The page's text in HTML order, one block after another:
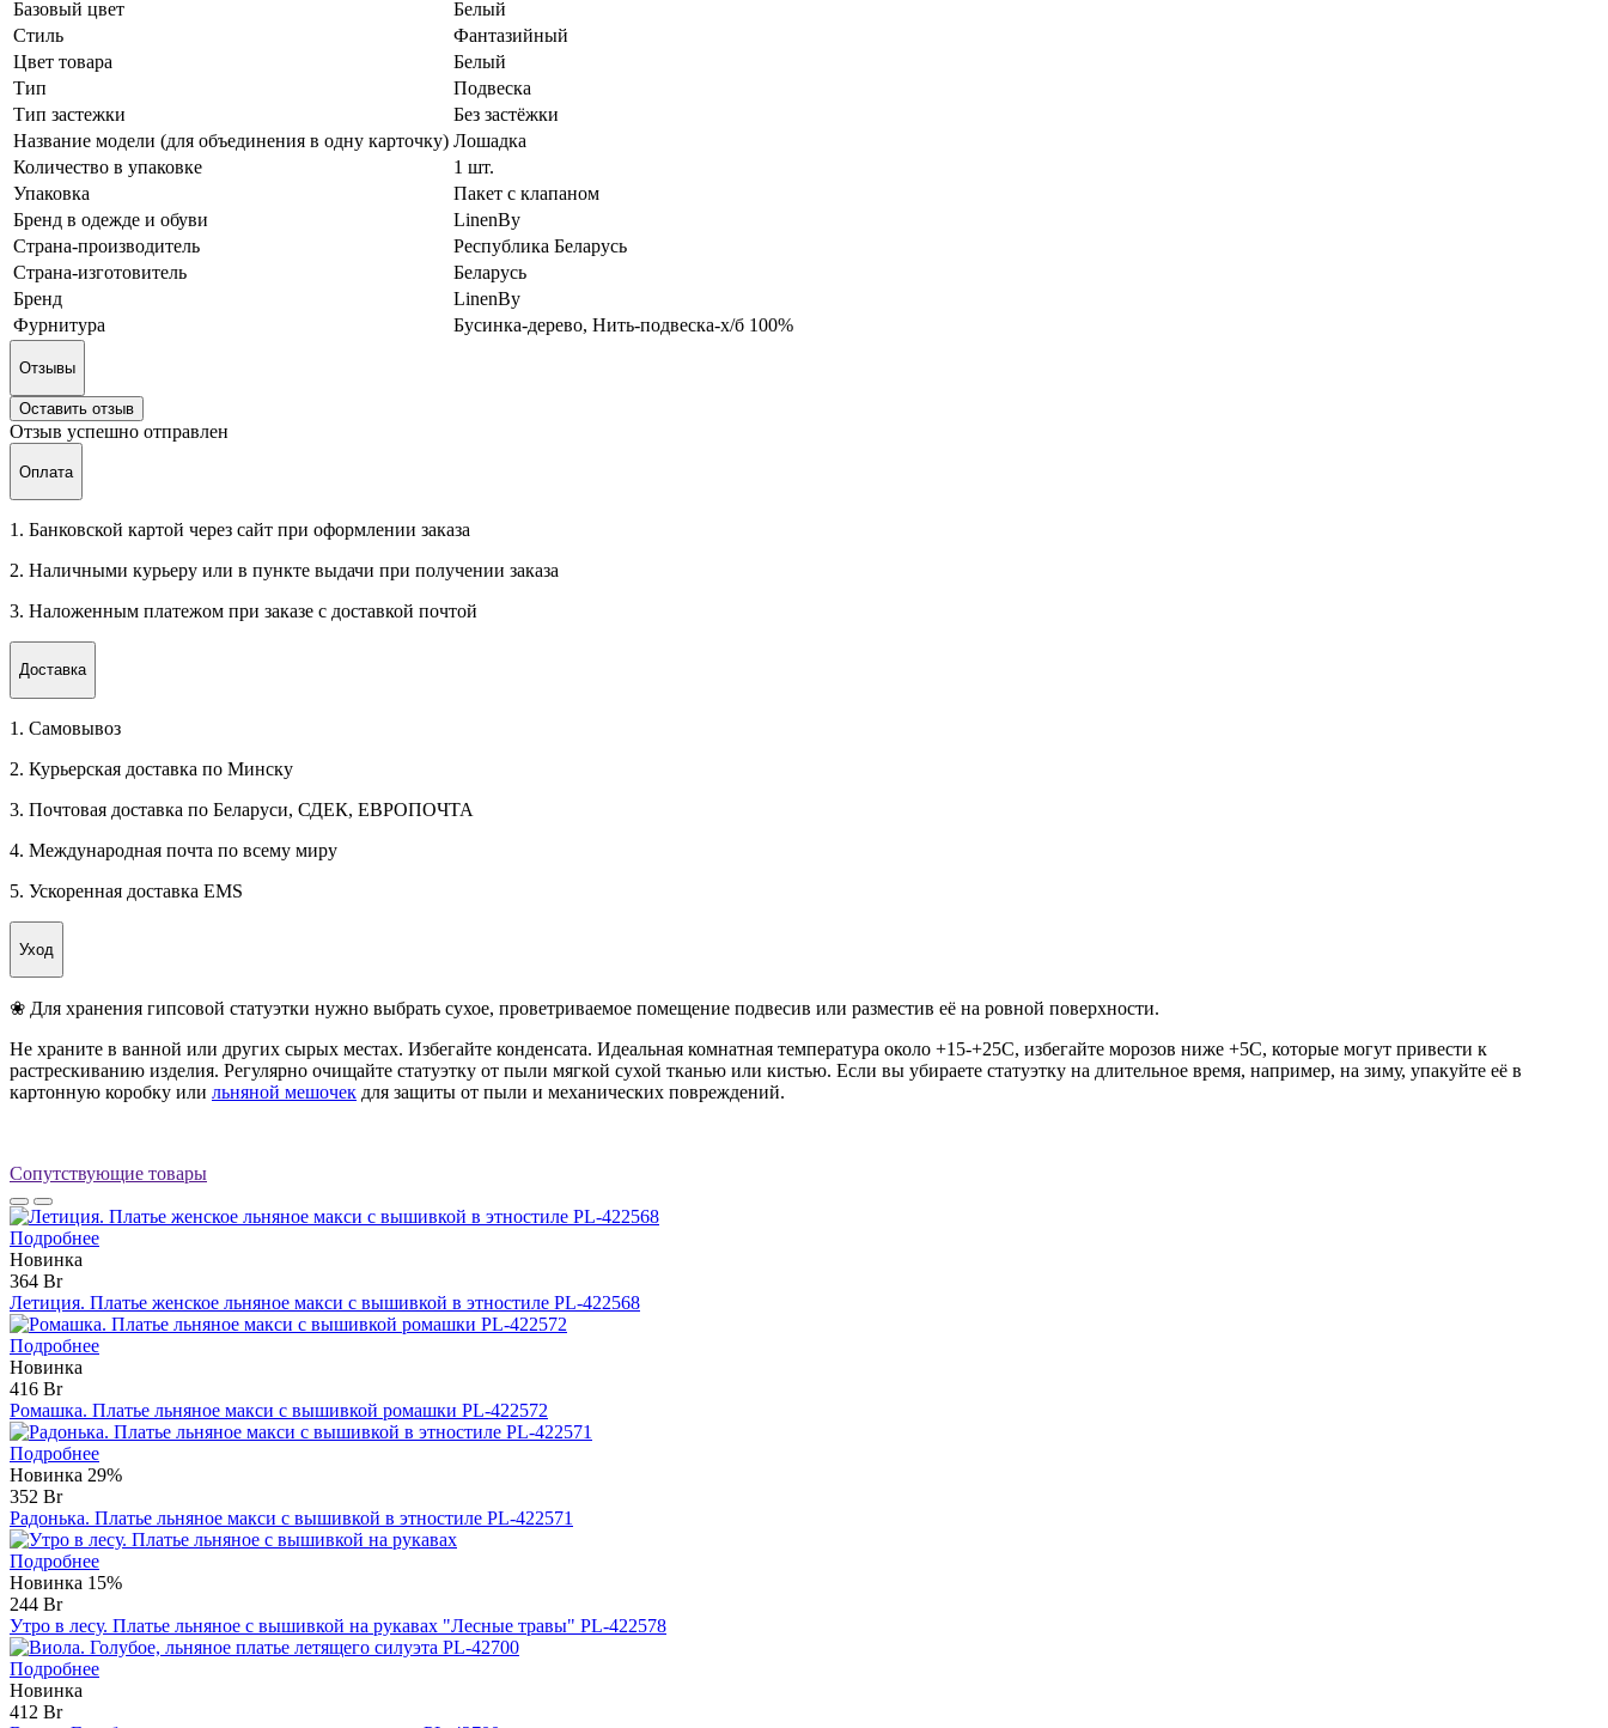
Базовый цвет
Белый
Стиль
Фантазийный
Цвет товара
Белый
Тип
Подвеска
Тип застежки
Без застёжки
Название модели (для объединения в одну карточку) Лошадка
Количество в упаковке
1 шт.
Упаковка
Пакет с клапаном
Бренд в одежде и обуви
LinenBy
Страна-производитель
Республика Беларусь
Страна-изготовитель
Беларусь
Бренд
LinenBy
Фурнитура
Бусинка-дерево, Нить-подвеска-х/б 100%
Отзывы
Оставить отзыв
Отзыв успешно отправлен
Оплата
1. Банковской картой через сайт при оформлении заказа
2. Наличными курьеру или в пункте выдачи при получении заказа
3. Наложенным платежом при заказе с доставкой почтой
Доставка
1. Самовывоз
2. Курьерская доставка по Минску
3. Почтовая доставка по Беларуси, СДЕК, ЕВРОПОЧТА
4. Международная почта по всему миру
5. Ускоренная доставка EMS
Уход
❀ Для хранения гипсовой статуэтки нужно выбрать сухое, проветриваемое помещение подвесив или разместив её на ровной поверхности.
Не храните в ванной или других сырых местах. Избегайте конденсата. Идеальная комнатная температура около +15-+25C, избегайте морозов ниже +5C, которые могут привести к
растрескиванию изделия. Регулярно очищайте статуэтку от пыли мягкой сухой тканью или кистью. Если вы убираете статуэтку на длительное время, например, на зиму, упакуйте её в
картонную коробку или льняной мешочек для защиты от пыли и механических повреждений.
Сопутствующие товары
Подробнее
Новинка
364 Br
Летиция. Платье женское льняное макси с вышивкой в этностиле PL-422568
Подробнее
Новинка
416 Br
Ромашка. Платье льняное макси с вышивкой ромашки PL-422572
Подробнее
Новинка 29%
352 Br
Радонька. Платье льняное макси с вышивкой в этностиле PL-422571
Подробнее
Новинка 15%
244 Br
Утро в лесу. Платье льняное с вышивкой на рукавах "Лесные травы" PL-422578
Подробнее
Новинка
412 Br